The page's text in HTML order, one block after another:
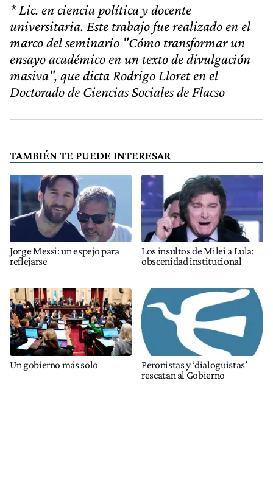
* Lic. en ciencia política y docente
universitaria. Este trabajo fue realizado en el
marco del seminario "Cómo transformar un
ensayo académico en un texto de divulgación
masiva", que dicta Rodrigo Lloret en el
Doctorado de Ciencias Sociales de Flacso
TAMBIÉN TE PUEDE INTERESAR
Jorge Messi: un espejo para
reflejarse
Los insultos de Milei a Lula:
obscenidad institucional
Un gobierno más solo
Peronistas y ‘dialoguistas’
rescatan al Gobierno